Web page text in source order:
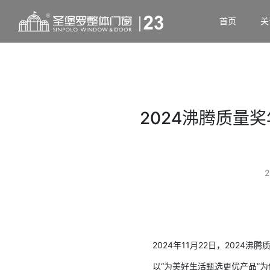
首页
2024沸腾质量奖
2024年11月22日，2024沸腾
以“为美好生活甄选更优产品”